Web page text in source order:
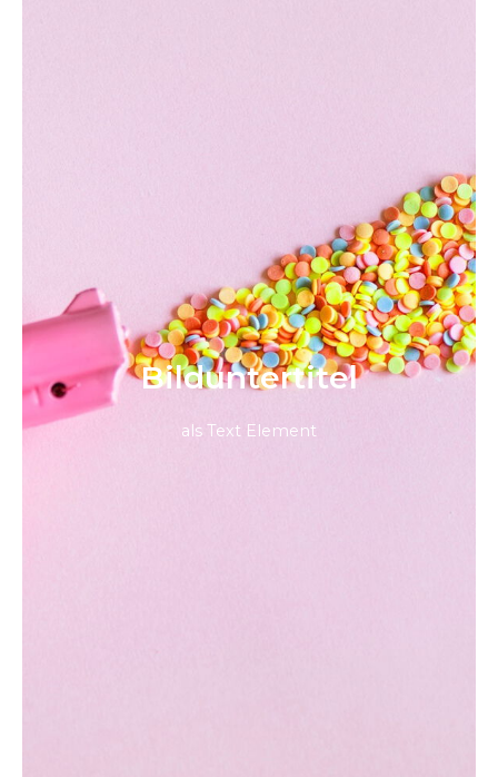
Bild­unter­titel
als Text Element